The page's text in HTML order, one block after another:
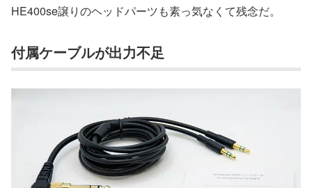
HE400se譲りのヘッドパーツも素っ気なくて残念だ。
付属ケーブルが出力不足